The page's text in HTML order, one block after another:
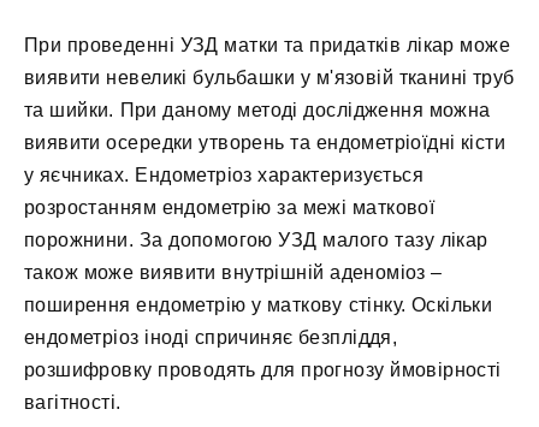
При проведенні УЗД матки та придатків лікар може
виявити невеликі бульбашки у м'язовій тканині труб
та шийки. При даному методі дослідження можна
виявити осередки утворень та ендометріоїдні кісти
у яєчниках. Ендометріоз характеризується
розростанням ендометрію за межі маткової
порожнини. За допомогою УЗД малого тазу лікар
також може виявити внутрішній аденоміоз –
поширення ендометрію у маткову стінку. Оскільки
ендометріоз іноді спричиняє безпліддя,
розшифровку проводять для прогнозу ймовірності
вагітності.